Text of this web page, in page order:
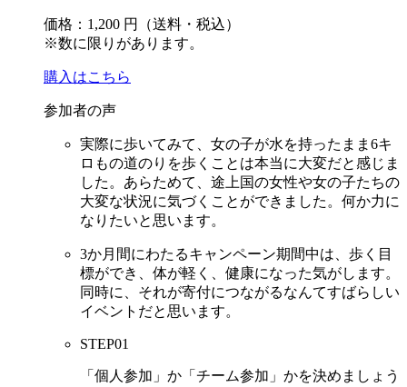
価格：1,200 円（送料・税込）
※数に限りがあります。
購入はこちら
参加者の声
実際に歩いてみて、女の子が水を持ったまま6キ
ロもの道のりを歩くことは本当に大変だと感じま
した。あらためて、途上国の女性や女の子たちの
大変な状況に気づくことができました。何か力に
なりたいと思います。
3か月間にわたるキャンペーン期間中は、歩く目
標ができ、体が軽く、健康になった気がします。
同時に、それが寄付につながるなんてすばらしい
イベントだと思います。
STEP01
「個人参加」か「チーム参加」かを決めましょう